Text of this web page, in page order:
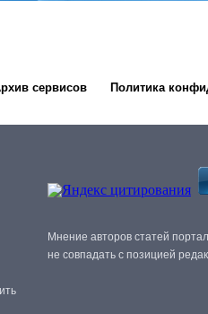
сервисов Политика
Мнение авторов статей
не совпадать с позицией